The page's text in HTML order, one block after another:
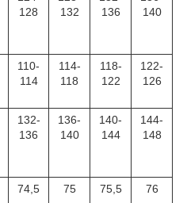
128
132
136
140
110-
114
114-
118
118-
122
122-
126
132-
136
136-
140
140-
144
144-
148
74,5 75 75,5 76